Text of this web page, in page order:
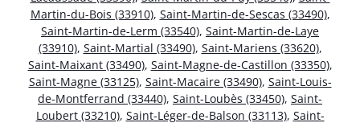
Martin-du-Bois (33910), Saint-Martin-de-Sescas (33490),
Saint-Martin-de-Lerm (33540), Saint-Martin-de-Laye
(33910), Saint-Martial (33490), Saint-Mariens (33620),
Saint-Maixant (33490), Saint-Magne-de-Castillon (33350),
Saint-Magne (33125), Saint-Macaire (33490), Saint-Louis-
de-Montferrand (33440), Saint-Loubès (33450), Saint-
Loubert (33210), Saint-Léger-de-Balson (33113), Saint-